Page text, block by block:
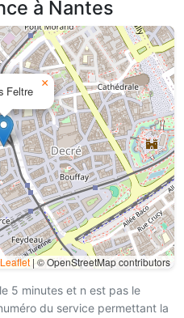
à Nantes
Feltre
×
Leaflet | © OpenStreetMap contributors
5 minutes et n est pas le
du service permettant la